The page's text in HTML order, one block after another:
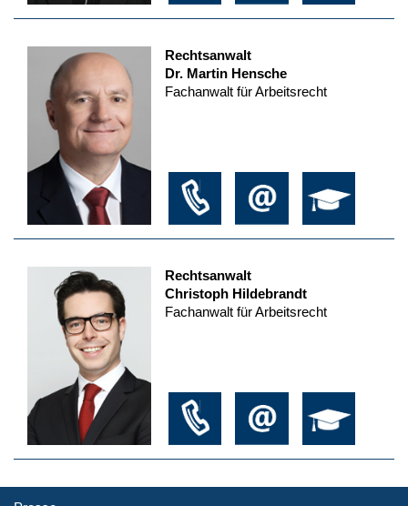
Rechtsanwalt
Dr. Martin Hensche
Fachanwalt für Arbeitsrecht
Rechtsanwalt
Christoph Hildebrandt
Fachanwalt für Arbeitsrecht